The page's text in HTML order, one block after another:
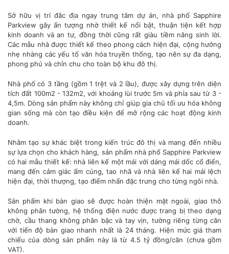
Sở hữu vị trí đắc địa ngay trung tâm dự án, nhà phố Sapphire
Parkview gây ấn tượng nhờ thiết kế nổi bật, thuận tiện kết hợp
kinh doanh và an tư, đồng thời cũng rất giàu tiềm năng sinh lời.
Các mẫu nhà được thiết kế theo phong cách hiện đại, cộng hưởng
nhẹ nhàng các yếu tố văn hóa truyền thống, tạo nên sự đa dạng,
phong phú và chỉn chu cho toàn bộ khu đô thị.
Nhà phố có 3 tầng (gồm 1 trệt và 2 lầu), được xây dựng trên diện
tích đất 100m2 - 132m2, với khoảng lùi trước 5m và phía sau từ 3 -
4,5m. Dòng sản phẩm này không chỉ giúp gia chủ tối ưu hóa không
gian sống mà còn tạo điều kiện để mở rộng các hoạt động kinh
doanh.
Nhằm tạo sự khác biệt trong kiến trúc đô thị và mang đến nhiều
sự lựa chọn cho khách hàng, sản phẩm nhà phố Sapphire Parkview
có hai mẫu thiết kế: nhà liên kế một mái với dáng mái dốc cổ điển,
mang đến cảm giác ấm cúng, tao nhã và nhà liên kế hai mái lệch
hiện đại, thời thượng, tạo điểm nhấn đặc trưng cho từng ngôi nhà.
Sản phẩm khi bàn giao sẽ được hoàn thiện mặt ngoài, giao thô
không phân tường, hệ thống điện nước được trang bị theo dạng
chờ, cầu thang không phân bậc và tay vịn, tường riêng từng căn
với tiến độ bàn giao nhanh nhất là 24 tháng. Hiện mức giá tham
chiếu của dòng sản phẩm này là từ 4.5 tỷ đồng/căn (chưa gồm
VAT).